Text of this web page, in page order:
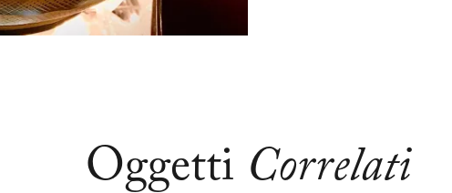
Oggetti Correlati